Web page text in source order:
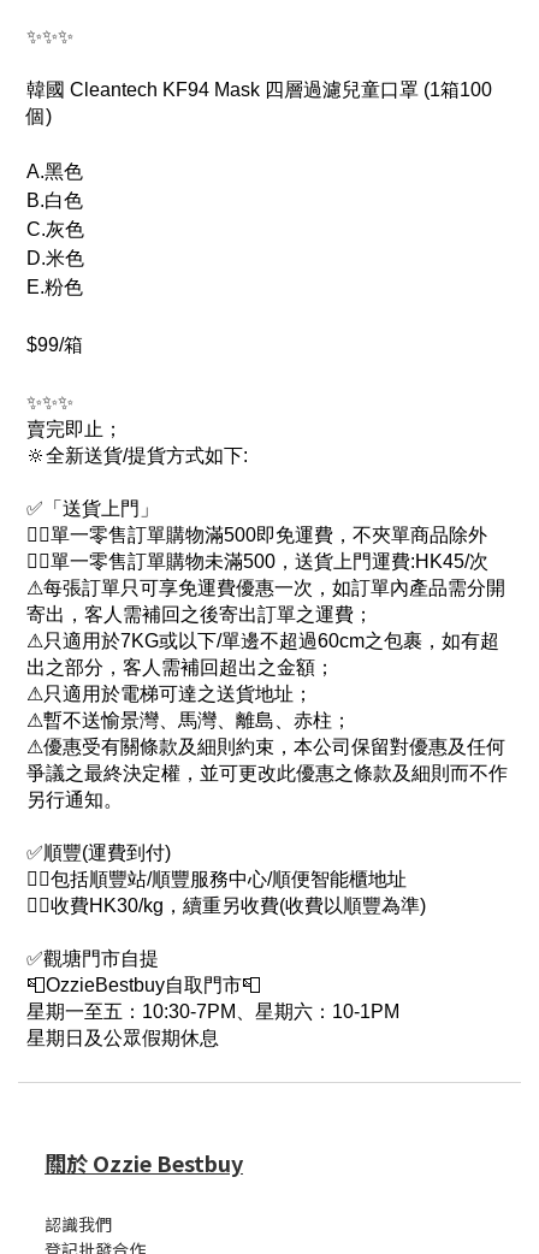
✨✨✨
韓國 Cleantech KF94 Mask 四層過濾兒童口罩 (1箱100
個)
A.黑色
B.白色
C.灰色
D.米色
E.粉色
$99/箱
✨✨✨
賣完即止 ；
🔆全新送貨/提貨方式如下:
✅「送貨上門」
👉🏻單一零售訂單購物滿500即免運費，不夾單商品除外
👉🏻單一零售訂單購物未滿500，送貨上門運費:HK45/次
⚠每張訂單只可享免運費優惠一次，如訂單內產品需分開
寄出，客人需補回之後寄出訂單之運費；
⚠只適用於7KG或以下/單邊不超過60cm之包裹，如有超
出之部分，客人需補回超出之金額；
⚠只適用於電梯可達之送貨地址；
⚠暫不送愉景灣、馬灣、離島、赤柱；
⚠優惠受有關條款及細則約束，本公司保留對優惠及任何
爭議之最終決定權，並可更改此優惠之條款及細則而不作
另行通知。
✅順豐(運費到付)
👉🏻包括順豐站/順豐服務中心/順便智能櫃地址
👉🏻收費HK30/kg，續重另收費(收費以順豐為準)
✅觀塘門市自提
📮OzzieBestbuy自取門市📮
星期一至五：10:30-7PM、星期六：10-1PM
星期日及公眾假期休息
關於 Ozzie Bestbuy
認識我們
登記批發合作